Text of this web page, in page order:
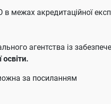
межах акредитаційної
агентства із
за посиланням